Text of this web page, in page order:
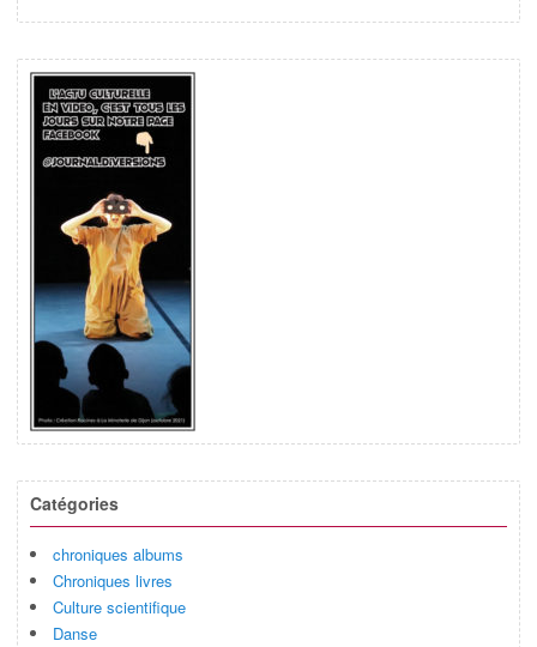
Catégories
chroniques albums
Chroniques livres
Culture scientifique
Danse